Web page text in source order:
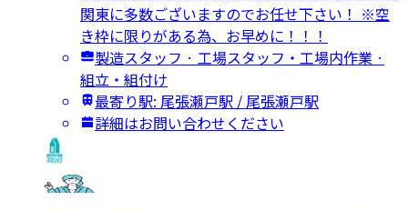
関東に多数ございますのでお任せ下さい！ ※空
き枠に限りがある為、お早めに！！！
製造スタッフ · 工場スタッフ・工場内作業 ·
組立・組付け
最寄り駅: 尾張瀬戸駅 / 尾張瀬戸駅
詳細はお問い合わせください